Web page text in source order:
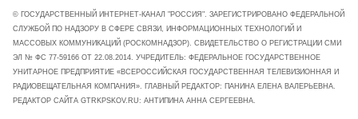
© ГОСУДАРСТВЕННЫЙ ИНТЕРНЕТ-КАНАЛ "РОССИЯ". ЗАРЕГИСТРИРОВАНО ФЕДЕРАЛЬНОЙ
СЛУЖБОЙ ПО НАДЗОРУ В СФЕРЕ СВЯЗИ, ИНФОРМАЦИОННЫХ ТЕХНОЛОГИЙ И
МАССОВЫХ КОММУНИКАЦИЙ (РОСКОМНАДЗОР). СВИДЕТЕЛЬСТВО О РЕГИСТРАЦИИ СМИ
ЭЛ № ФС 77-59166 ОТ 22.08.2014. УЧРЕДИТЕЛЬ: ФЕДЕРАЛЬНОЕ ГОСУДАРСТВЕННОЕ
УНИТАРНОЕ ПРЕДПРИЯТИЕ «ВСЕРОССИЙСКАЯ ГОСУДАРСТВЕННАЯ ТЕЛЕВИЗИОННАЯ И
РАДИОВЕЩАТЕЛЬНАЯ КОМПАНИЯ». ГЛАВНЫЙ РЕДАКТОР: ПАНИНА ЕЛЕНА ВАЛЕРЬЕВНА.
РЕДАКТОР САЙТА GTRKPSKOV.RU: АНТИПИНА АННА СЕРГЕЕВНА.